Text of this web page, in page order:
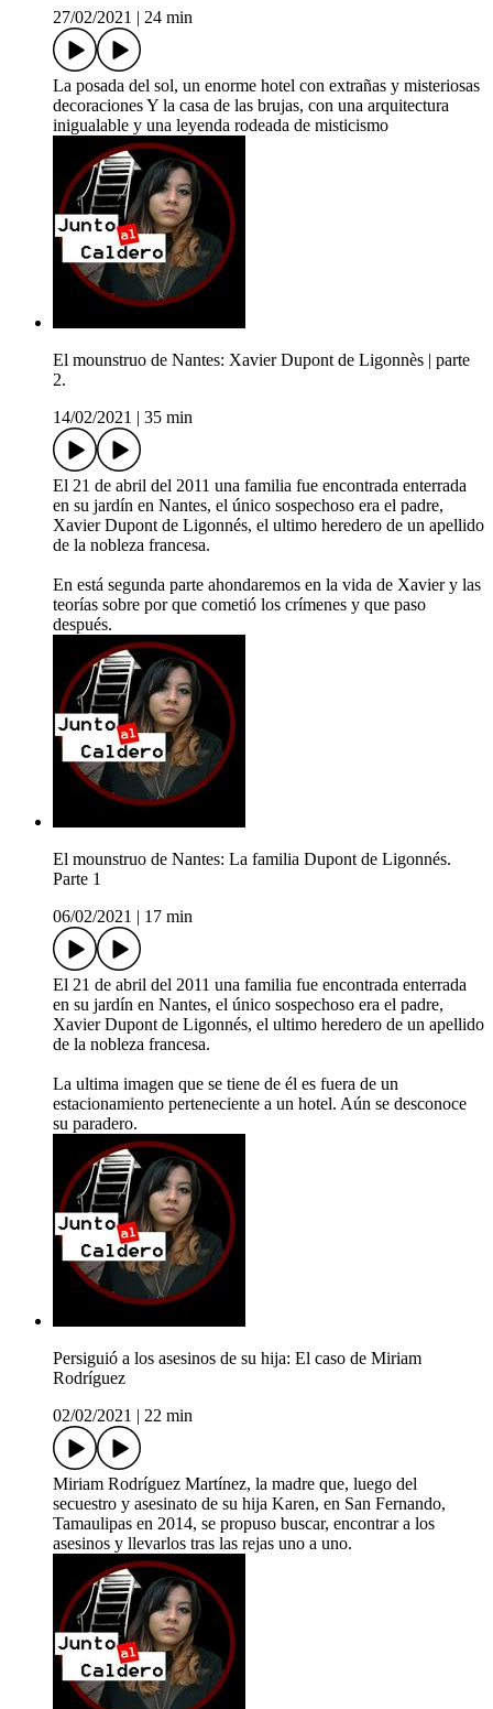
27/02/2021
24 min
La posada del sol, un enorme hotel con extrañas y misteriosas
decoraciones Y la casa de las brujas, con una arquitectura
inigualable y una leyenda rodeada de misticismo
El mounstruo de Nantes: Xavier Dupont de Ligonnès | parte
2.
14/02/2021
35 min
El 21 de abril del 2011 una familia fue encontrada enterrada
en su jardín en Nantes, el único sospechoso era el padre,
Xavier Dupont de Ligonnés, el ultimo heredero de un apellido
de la nobleza francesa.
En está segunda parte ahondaremos en la vida de Xavier y las
teorías sobre por que cometió los crímenes y que paso
después.
El mounstruo de Nantes: La familia Dupont de Ligonnés.
Parte 1
06/02/2021
17 min
El 21 de abril del 2011 una familia fue encontrada enterrada
en su jardín en Nantes, el único sospechoso era el padre,
Xavier Dupont de Ligonnés, el ultimo heredero de un apellido
de la nobleza francesa.
La ultima imagen que se tiene de él es fuera de un
estacionamiento perteneciente a un hotel. Aún se desconoce
su paradero.
Persiguió a los asesinos de su hija: El caso de Miriam
Rodríguez
02/02/2021
22 min
Miriam Rodríguez Martínez, la madre que, luego del
secuestro y asesinato de su hija Karen, en San Fernando,
Tamaulipas en 2014, se propuso buscar, encontrar a los
asesinos y llevarlos tras las rejas uno a uno.